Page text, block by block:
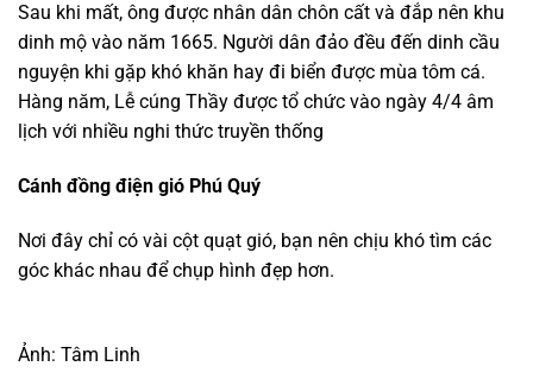
Sau khi mất, ông được nhân dân chôn cất và đắp nên khu
dinh mộ vào năm 1665. Người dân đảo đều đến dinh cầu
nguyện khi gặp khó khăn hay đi biển được mùa tôm cá.
Hàng năm, Lễ cúng Thầy được tổ chức vào ngày 4/4 âm
lịch với nhiều nghi thức truyền thống
Cánh đồng điện gió Phú Quý
Nơi đây chỉ có vài cột quạt gió, bạn nên chịu khó tìm các
góc khác nhau để chụp hình đẹp hơn.
Ảnh: Tâm Linh